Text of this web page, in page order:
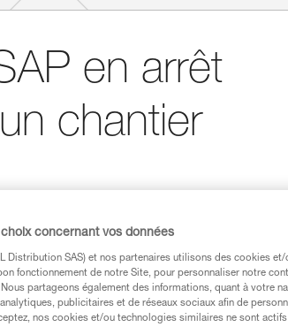
en arrêt
chantier
cordiste (progression sur un
chutes (progression sur la
choix concernant vos données
Distribution SAS) et nos partenaires utilisons des cookies
fonctionnement de notre Site, pour personnaliser notre
partageons également des informations, quant à votre
publicitaires et de réseaux sociaux afin de
nos cookies et/ou technologies similaires ne sont